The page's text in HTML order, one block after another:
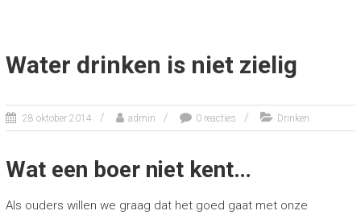
Water drinken is niet zielig
28 oktober 2014 admin 0 reacties Drinken
Wat een boer niet kent…
Als ouders willen we graag dat het goed gaat met onze